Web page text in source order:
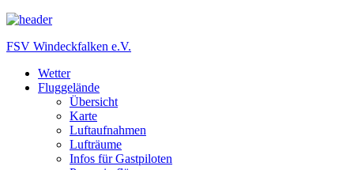
FSV Windeckfalken e.V.
Wetter
Fluggelände
Übersicht
Karte
Luftaufnahmen
Lufträume
Infos für Gastpiloten